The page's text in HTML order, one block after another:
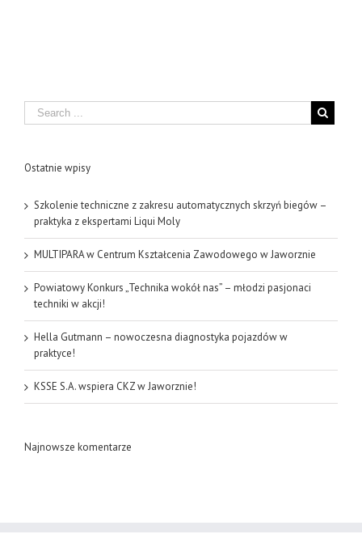
Search
Ostatnie wpisy
Szkolenie techniczne z zakresu automatycznych skrzyń biegów –
praktyka z ekspertami Liqui Moly
MULTIPARA w Centrum Kształcenia Zawodowego w Jaworznie
Powiatowy Konkurs „Technika wokół nas” – młodzi pasjonaci
techniki w akcji!
Hella Gutmann – nowoczesna diagnostyka pojazdów w
praktyce!
KSSE S.A. wspiera CKZ w Jaworznie!
Najnowsze komentarze